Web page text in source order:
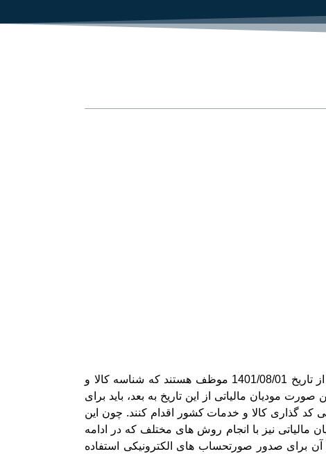
طبق قوانین و مقرراتی که هر ساله برای پایانه های فروشگاهی تعریف و مشخص می شود، پایانه های فروشگاهی از تاریخ 1401/08/01 موظف هستند که شناسه کالا و
مودیان مالیاتی از این تاریخ به بعد، باید برای
کد گذاری کالا و خدمات کشور اقدام کنند. چون این
مالیاتی نیز با انجام روش های مختلف که در ادامه
آن برای صدور صورتحساب های الکترونیکی استفاده